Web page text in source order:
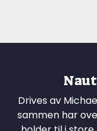
Drives av
sammen har